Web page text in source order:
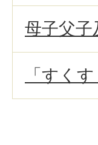
母子父子
「すく